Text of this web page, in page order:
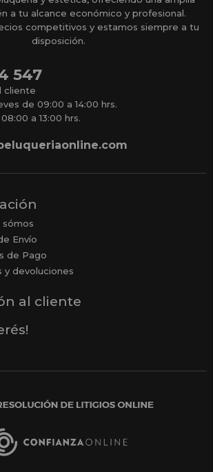
a tu alcance económico y profesional.
competitivos y estamos siempre a tu
disposición.
547
cliente
de 09:00 a 14:00 hrs.
a 13:00 hrs.
sómos
Envío
de Pago
y devoluciones
al cliente
Google